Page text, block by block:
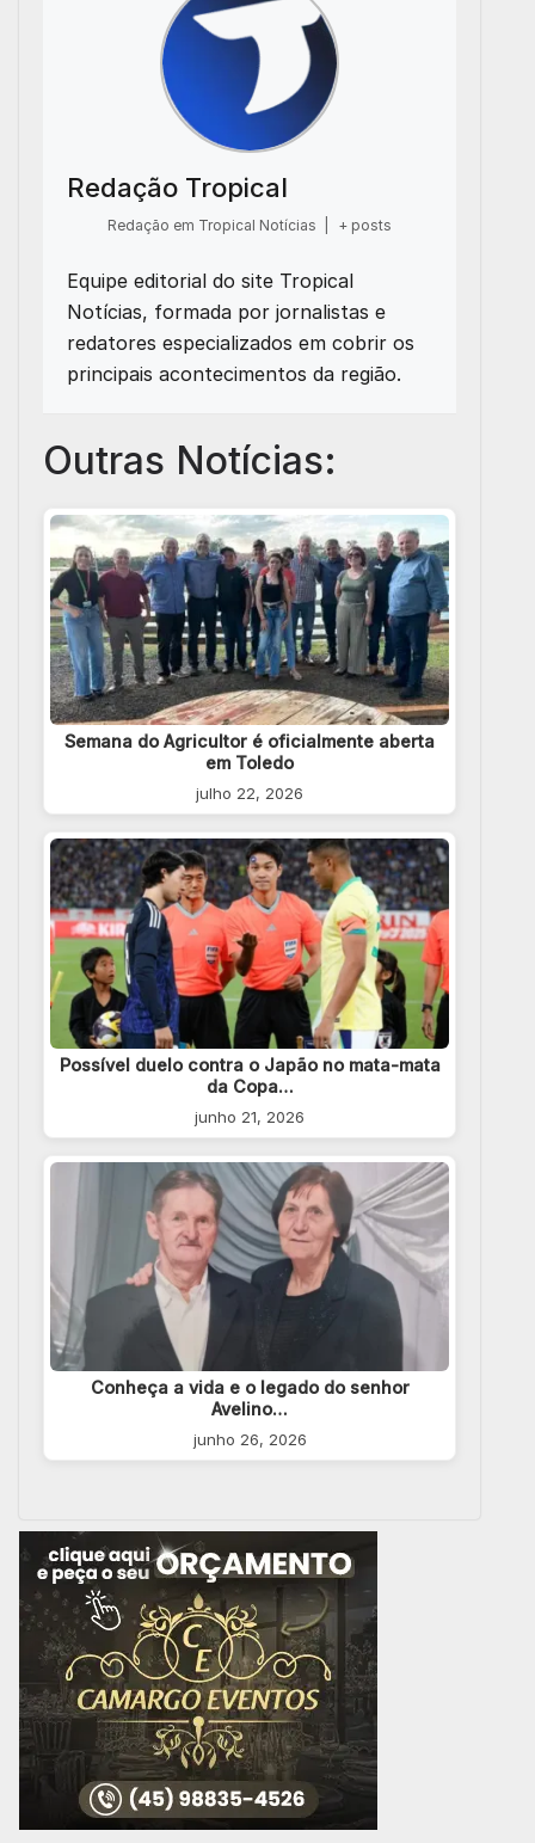
Redação Tropical
Redação em Tropical Notícias + posts
Equipe editorial do site Tropical
Notícias, formada por jornalistas e
redatores especializados em cobrir os
principais acontecimentos da região.
Outras Notícias:
Semana do Agricultor é oficialmente aberta
em Toledo
julho 22, 2026
Possível duelo contra o Japão no mata-mata
da Copa…
junho 21, 2026
Conheça a vida e o legado do senhor
Avelino…
junho 26, 2026